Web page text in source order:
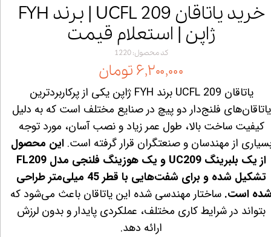
خرید یاتاقان UCFL 209 | برند FYH
ژاپن | استعلام قیمت
کد محصول: 1220
۶,۲۰۰,۰۰۰ تومان
یاتاقان UCFL 209 برند FYH ژاپن یکی از پرکاربردترین
یاتاقان‌های فلنج‌دار دو پیچ در صنایع مختلف است که به دلیل
کیفیت ساخت بالا، طول عمر زیاد و نصب آسان، مورد توجه
از مهندسان و صنعتگران قرار گرفته است. این محصول
از یک بلبرینگ UC209 و یک هوزینگ فلنجی مدل FL209
تشکیل شده و برای شفت‌هایی با قطر 45 میلی‌متر طراحی
است. ساختار مهندسی شده این یاتاقان باعث می‌شود که
بتواند در شرایط کاری مختلف، عملکردی پایدار و بدون لرزش
ارائه دهد.